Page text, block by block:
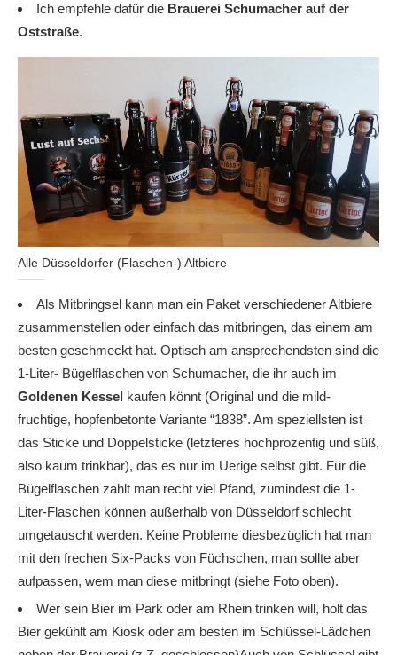
Ich empfehle dafür die Brauerei Schumacher auf der
Oststraße.
Alle Düsseldorfer (Flaschen-) Altbiere
Als Mitbringsel kann man ein Paket verschiedener Altbiere
zusammenstellen oder einfach das mitbringen, das einem am
besten geschmeckt hat. Optisch am ansprechendsten sind die
1-Liter- Bügelflaschen von Schumacher, die ihr auch im
Goldenen Kessel kaufen könnt (Original und die mild-
fruchtige, hopfenbetonte Variante “1838”. Am speziellsten ist
das Sticke und Doppelsticke (letzteres hochprozentig und süß,
also kaum trinkbar), das es nur im Uerige selbst gibt. Für die
Bügelflaschen zahlt man recht viel Pfand, zumindest die 1-
Liter-Flaschen können außerhalb von Düsseldorf schlecht
umgetauscht werden. Keine Probleme diesbezüglich hat man
mit den frechen Six-Packs von Füchschen, man sollte aber
aufpassen, wem man diese mitbringt (siehe Foto oben).
Wer sein Bier im Park oder am Rhein trinken will, holt das
Bier gekühlt am Kiosk oder am besten im Schlüssel-Lädchen